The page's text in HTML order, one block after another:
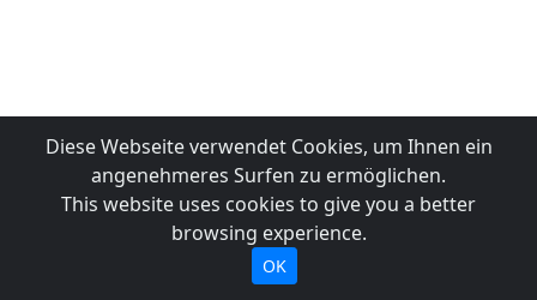
Diese Webseite verwendet Cookies, um Ihnen ein
angenehmeres Surfen zu ermöglichen.
This website uses cookies to give you a better
browsing experience.
OK